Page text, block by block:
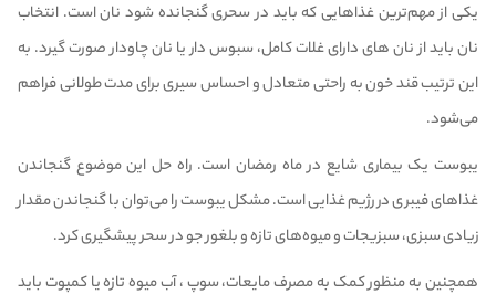
یکی از مهم‌ترین غذا‌هایی که باید در سحری گنجانده شود نان است. انتخاب
نان باید از نان های دارای غلات کامل، سبوس دار یا نان چاودار صورت گیرد. به
این ترتیب قند خون به راحتی متعادل و احساس سیری برای مدت طولانی فراهم
می‌شود.
یبوست یک بیماری شایع در ماه رمضان است. راه حل این موضوع گنجاندن
غذا‌های فیبری در رژیم غذایی است. مشکل یبوست را می‌توان با گنجاندن مقدار
زیادی سبزی، سبزیجات و میوه‌های تازه و بلغور جو در سحر پیشگیری کرد.
همچنین به منظور کمک به مصرف مایعات، سوپ ، آب میوه تازه یا کمپوت باید